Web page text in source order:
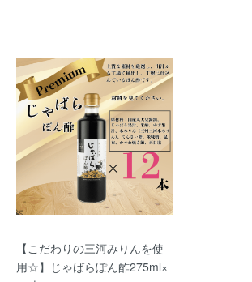
【こだわりの三河みりんを使
用☆】じゃばらぽん酢275ml×